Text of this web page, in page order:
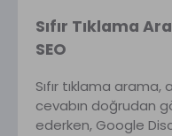
Sıfır Tıklama
SEO
Sıfır tıklama
cevabın doğrudan
ederken, Google